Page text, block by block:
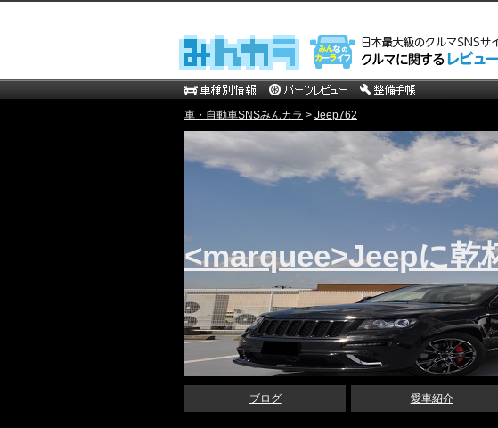
車・自動車SNSみんカラ > Jeep762
<marquee>Jeepに乾
ブログ 愛車紹介